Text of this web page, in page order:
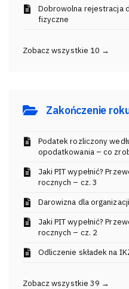
Dobrowolna rejestracja
fizyczne
Zobacz wszystkie 10 →
Zakończenie
Podatek rozliczony
opodatkowania – co
Jaki PIT wypełnić?
rocznych – cz. 3
Darowizna dla
Jaki PIT wypełnić?
rocznych – cz. 2
Odliczenie składek na
Zobacz wszystkie 39 →